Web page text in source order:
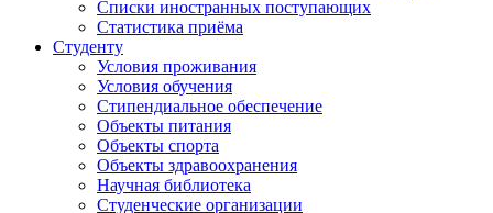
Списки иностранных поступающих
Статистика приёма
Студенту
Условия проживания
Условия обучения
Стипендиальное обеспечение
Объекты питания
Объекты спорта
Объекты здравоохранения
Научная библиотека
Студенческие организации